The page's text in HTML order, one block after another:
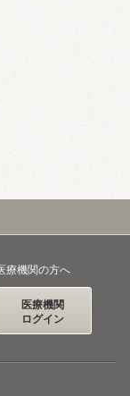
療機関の方へ
医療機関
ログイン